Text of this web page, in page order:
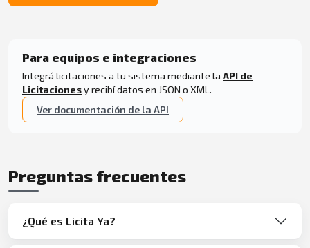
Para equipos e integraciones
Integrá licitaciones a tu sistema mediante la API de
Licitacionesy recibí datos en JSON o XML.
Ver documentación de la API
Preguntas frecuentes
¿Qué es Licita Ya?